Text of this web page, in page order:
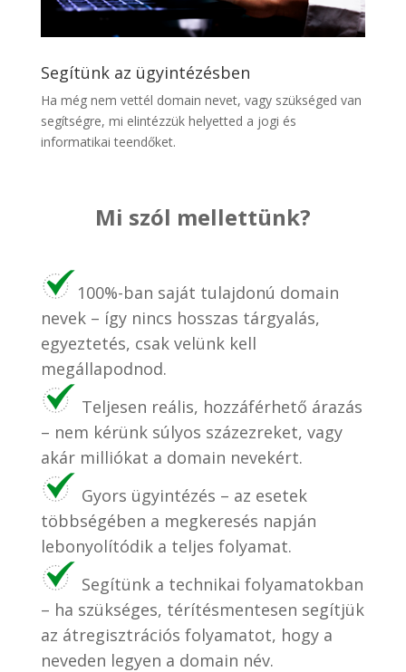
Segítünk az ügyintézésben
Ha még nem vettél domain nevet, vagy szükséged van
segítségre, mi elintézzük helyetted a jogi és
informatikai teendőket.
Mi szól mellettünk?
100%-ban saját tulajdonú domain
nevek – így nincs hosszas tárgyalás,
egyeztetés, csak velünk kell
megállapodnod.
Teljesen reális, hozzáférhető árazás
– nem kérünk súlyos százezreket, vagy
akár milliókat a domain nevekért.
Gyors ügyintézés – az esetek
többségében a megkeresés napján
lebonyolítódik a teljes folyamat.
Segítünk a technikai folyamatokban
– ha szükséges, térítésmentesen segítjük
az átregisztrációs folyamatot, hogy a
neveden legyen a domain név.